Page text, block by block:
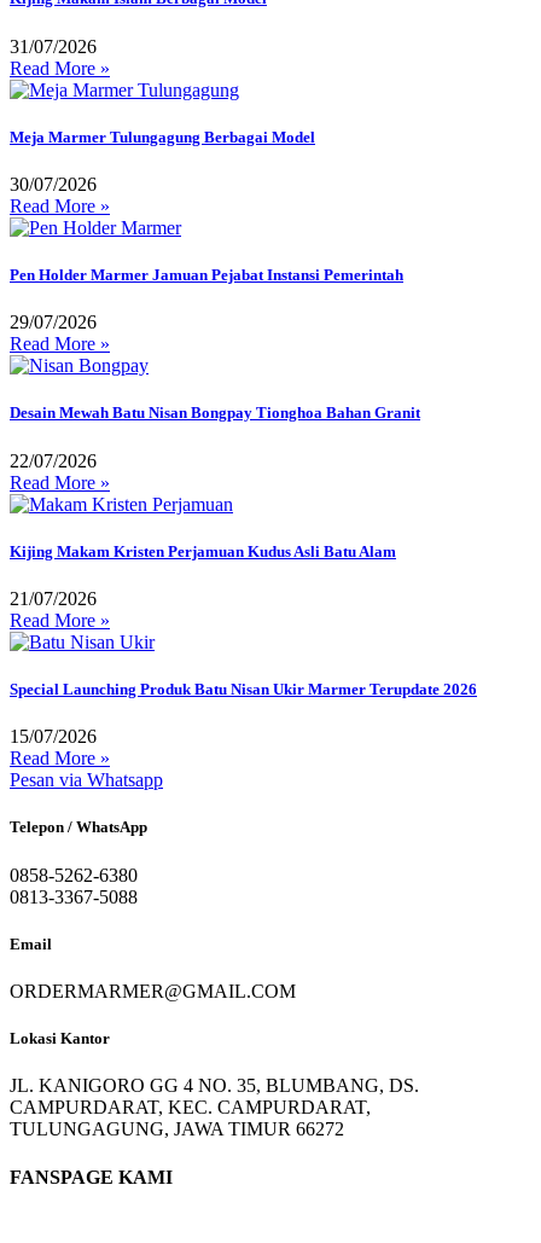
31/07/2026
Read More »
Meja Marmer Tulungagung Berbagai Model
30/07/2026
Read More »
Pen Holder Marmer Jamuan Pejabat Instansi Pemerintah
29/07/2026
Read More »
Desain Mewah Batu Nisan Bongpay Tionghoa Bahan Granit
22/07/2026
Read More »
Kijing Makam Kristen Perjamuan Kudus Asli Batu Alam
21/07/2026
Read More »
Special Launching Produk Batu Nisan Ukir Marmer Terupdate 2026
15/07/2026
Read More »
Pesan via Whatsapp
Telepon / WhatsApp
0858-5262-6380
0813-3367-5088
Email
ORDERMARMER@GMAIL.COM
Lokasi Kantor
JL. KANIGORO GG 4 NO. 35, BLUMBANG, DS.
CAMPURDARAT, KEC. CAMPURDARAT,
TULUNGAGUNG, JAWA TIMUR 66272
FANSPAGE KAMI